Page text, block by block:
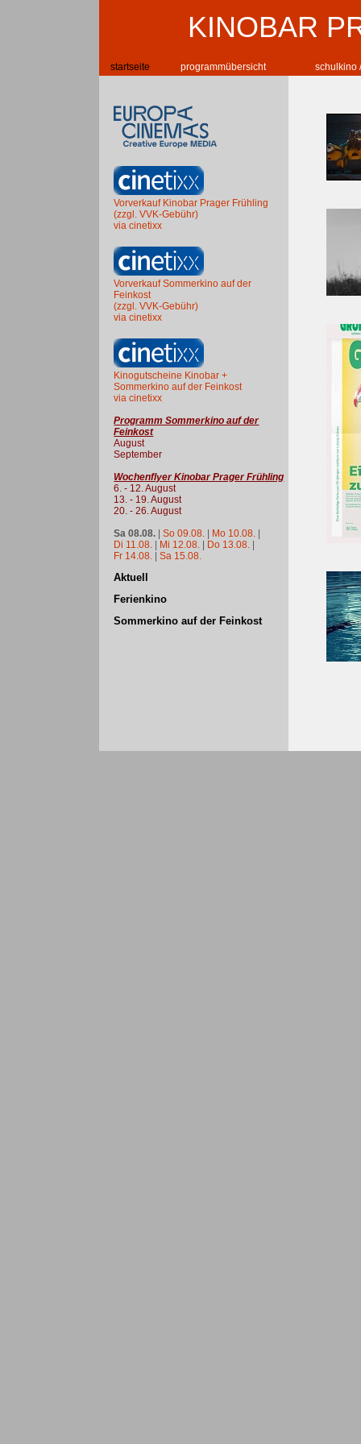
KINOBAR
startseite programmübersicht schulkino
Vorverkauf Kinobar Prager Frühling
(zzgl. VVK-Gebühr)
via cinetixx
Vorverkauf Sommerkino auf der
Feinkost
(zzgl. VVK-Gebühr)
via cinetixx
Kinogutscheine Kinobar +
Sommerkino auf der Feinkost
via cinetixx
Programm Sommerkino auf der
Feinkost
August
September
Wochenflyer Kinobar Prager Frühling
6. - 12. August
13. - 19. August
20. - 26. August
Sa 08.08. |So 09.08. | Mo 10.08. |
Di 11.08. | Mi 12.08. | Do 13.08. |
Fr 14.08. |Sa 15.08.
Aktuell
Ferienkino
Sommerkino auf der Feinkost